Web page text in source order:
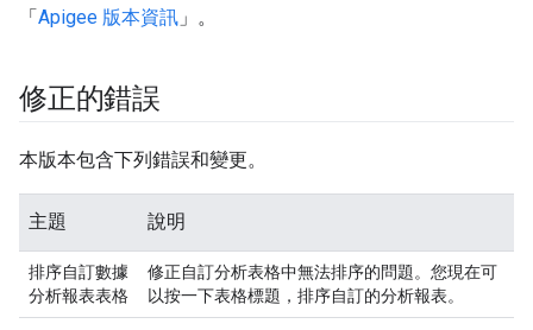
「Apigee 版本資訊 」。
修正的錯誤
本版本包含下列錯誤和變更。
主題 說明
排序自訂數據
分析報表表格
修正自訂分析表格中無法排序的問題。您現在可
以按一下表格標題，排序自訂的分析報表。